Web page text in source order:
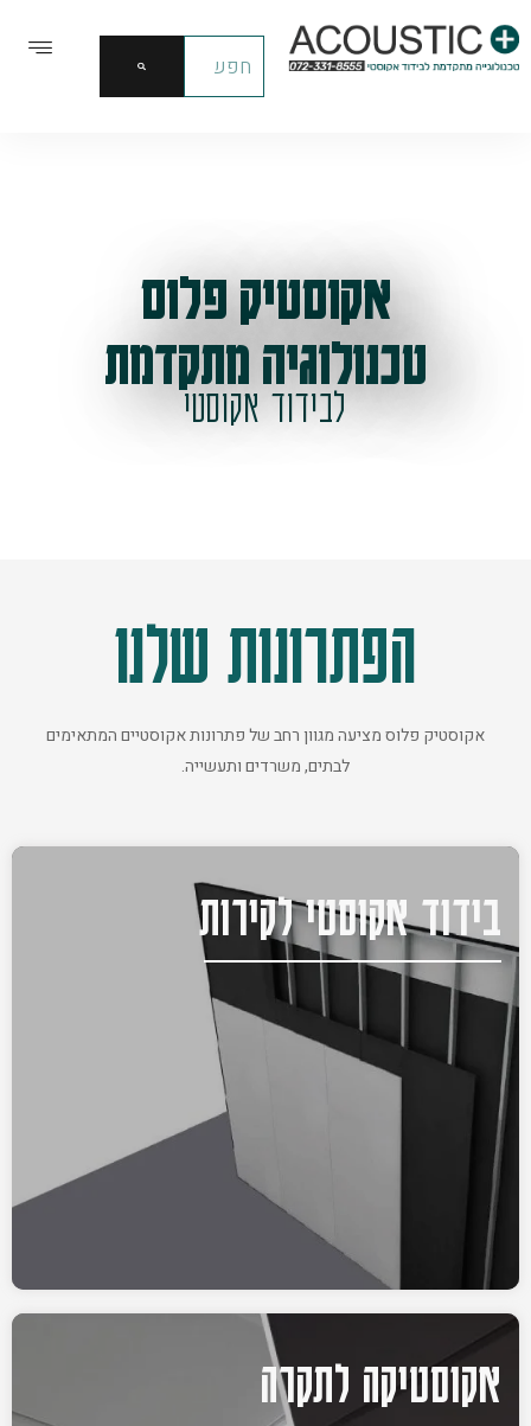
אקוסטיק פלוס
טכנולוגיה מתקדמת
לבידוד אקוסטי
הפתרונות שלנו
אקוסטיק פלוס מציעה מגוון רחב של פתרונות אקוסטיים המתאימים
לבתים, משרדים ותעשייה.
בידוד אקוסטי לקירות
אקוסטיקה לתקרה